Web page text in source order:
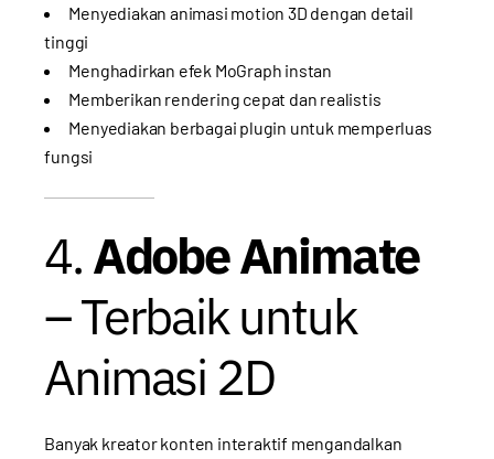
Menyediakan animasi motion 3D dengan detail
tinggi
Menghadirkan efek MoGraph instan
Memberikan rendering cepat dan realistis
Menyediakan berbagai plugin untuk memperluas
fungsi
4.Adobe Animate
– Terbaik untuk
Animasi 2D
Banyak kreator konten interaktif mengandalkan